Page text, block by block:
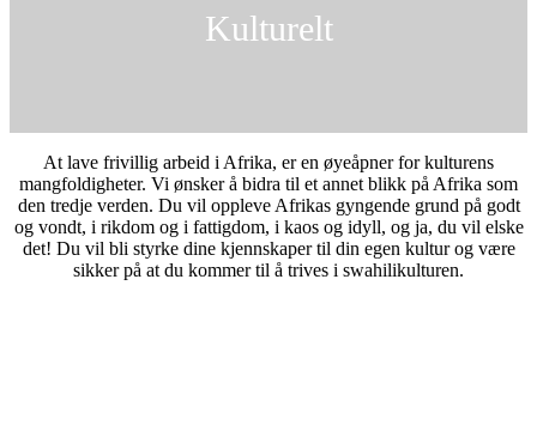
Kulturelt
At lave frivillig arbeid i Afrika, er en øyeåpner for kulturens
mangfoldigheter. Vi ønsker å bidra til et annet blikk på Afrika som
den tredje verden. Du vil oppleve Afrikas gyngende grund på godt
og vondt, i rikdom og i fattigdom, i kaos og idyll, og ja, du vil elske
det! Du vil bli styrke dine kjennskaper til din egen kultur og være
sikker på at du kommer til å trives i swahilikulturen.